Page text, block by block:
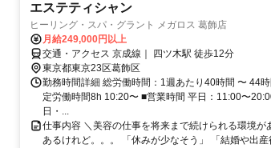
エステティシャン
ヒーリング・スパ・グラント メガロス 葛飾店
月給249,000円以上
交通・アクセス 京成線｜ 四ツ木駅 徒歩12分
東京都東京23区葛飾区
勤務時間詳細 総労働時間：1週あたり40時間 〜 44
定労働時間8h 10:20〜 ■営業時間 平日：11:00〜
日・...
仕事内容 ＼美容の仕事を将来まで続けられる環境が
あるけれど。。。 「休みが少なそう」 「結婚や出